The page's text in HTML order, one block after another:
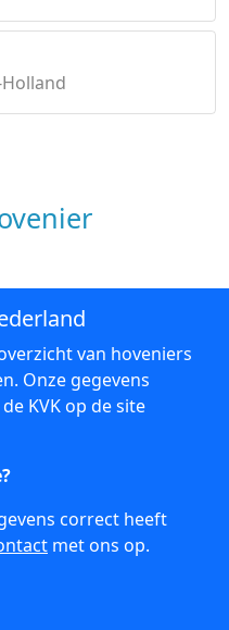
van hoveniers
Onze gegevens
KVK op de site
correct heeft
met ons op.